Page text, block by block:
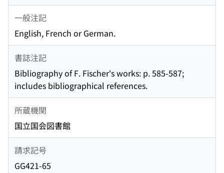
一般注記
English, French or German.
書誌注記
Bibliography of F. Fischer's works: p. 585-587;
includes bibliographical references.
所蔵機関
国立国会図書館
請求記号
GG421-65